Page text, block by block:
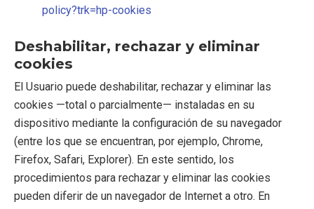
policy?trk=hp-cookies
Deshabilitar, rechazar y eliminar
cookies
El Usuario puede deshabilitar, rechazar y eliminar las
cookies —total o parcialmente— instaladas en su
dispositivo mediante la configuración de su navegador
(entre los que se encuentran, por ejemplo, Chrome,
Firefox, Safari, Explorer). En este sentido, los
procedimientos para rechazar y eliminar las cookies
pueden diferir de un navegador de Internet a otro. En